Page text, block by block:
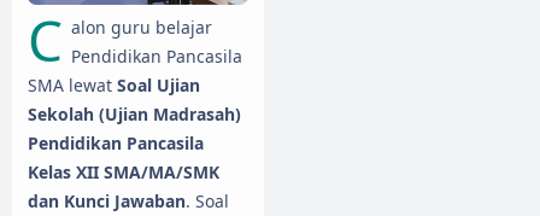
C alon guru belajar
Pendidikan Pancasila
SMA lewat Soal Ujian
Sekolah (Ujian Madrasah)
Pendidikan Pancasila
Kelas XII SMA/MA/SMK
dan Kunci Jawaban. Soal